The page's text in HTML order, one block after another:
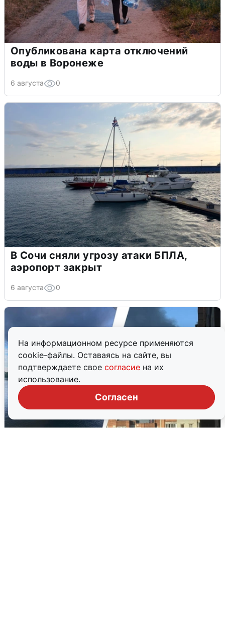
На информационном ресурсе применяются
cookie-файлы. Оставаясь на сайте, вы
подтверждаете свое согласие на их
использование.
Согласен
Опубликована карта отключений
воды в Воронеже
6 августа 0
В Сочи сняли угрозу атаки БПЛА,
аэропорт закрыт
6 августа 0